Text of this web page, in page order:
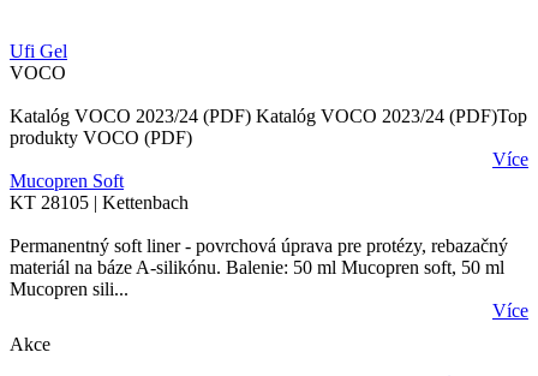
Ufi Gel
VOCO
Katalóg VOCO 2023/24 (PDF) Katalóg VOCO 2023/24 (PDF)Top
produkty VOCO (PDF)
Více
Mucopren Soft
KT 28105 | Kettenbach
Permanentný soft liner - povrchová úprava pre protézy, rebazačný
materiál na báze A-silikónu. Balenie: 50 ml Mucopren soft, 50 ml
Mucopren sili...
Více
Akce